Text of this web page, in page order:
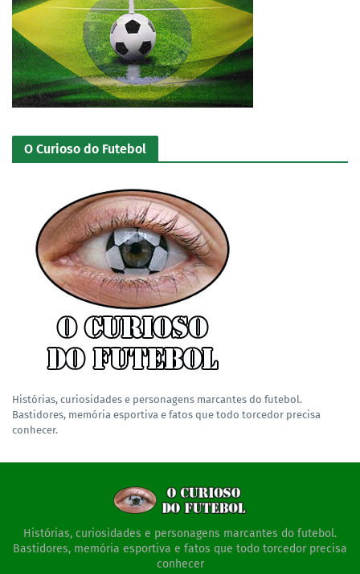
O Curioso do Futebol
Histórias, curiosidades e personagens marcantes do futebol.
Bastidores, memória esportiva e fatos que todo torcedor precisa
conhecer.
Histórias, curiosidades e personagens marcantes do futebol.
Bastidores, memória esportiva e fatos que todo torcedor precisa
conhecer